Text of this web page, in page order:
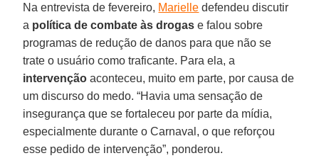
Na entrevista de fevereiro, Marielle defendeu discutir
a política de combate às drogas e falou sobre
programas de redução de danos para que não se
trate o usuário como traficante. Para ela, a
intervenção aconteceu, muito em parte, por causa de
um discurso do medo. “Havia uma sensação de
insegurança que se fortaleceu por parte da mídia,
especialmente durante o Carnaval, o que reforçou
esse pedido de intervenção”, ponderou.